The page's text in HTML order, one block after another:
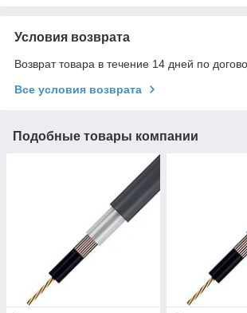
Условия возврата
Возврат товара в течение 14 дней по
Все условия возврата
Подобные товары компании